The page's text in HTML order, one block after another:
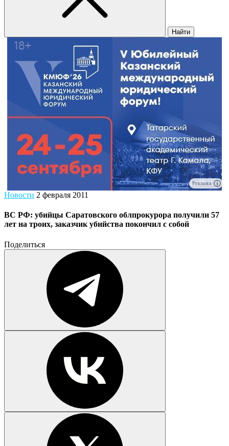
Найти
Реклама
Новости 2 февраля 2011
ВС РФ: убийцы Саратовского облпрокурора получили 57
лет на троих, заказчик убийства покончил с собой
Поделиться